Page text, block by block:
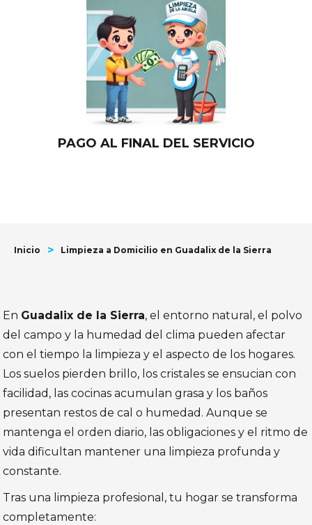
PAGO AL FINAL DEL SERVICIO
Inicio > Limpieza a Domicilio en Guadalix de la Sierra
En Guadalix de la Sierra, el entorno natural, el polvo
del campo y la humedad del clima pueden afectar
con el tiempo la limpieza y el aspecto de los hogares.
Los suelos pierden brillo, los cristales se ensucian con
facilidad, las cocinas acumulan grasa y los baños
presentan restos de cal o humedad. Aunque se
mantenga el orden diario, las obligaciones y el ritmo de
vida dificultan mantener una limpieza profunda y
constante.
Tras una limpieza profesional, tu hogar se transforma
completamente: